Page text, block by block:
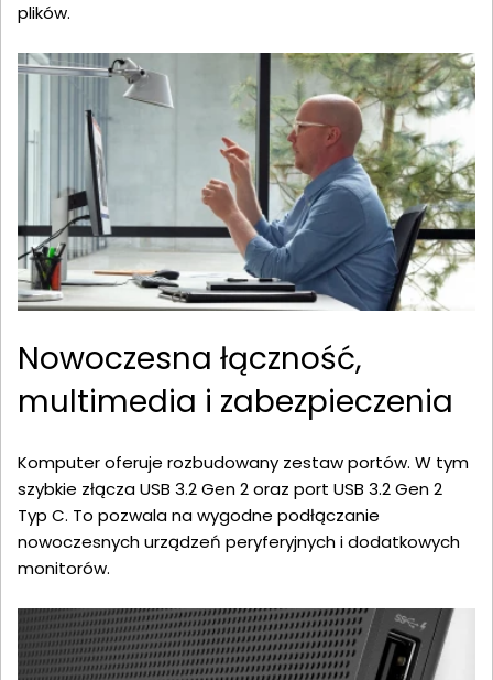
plików.
Nowoczesna łączność,
multimedia i zabezpieczenia
Komputer oferuje rozbudowany zestaw portów. W tym
szybkie złącza USB 3.2 Gen 2 oraz port USB 3.2 Gen 2
Typ C. To pozwala na wygodne podłączanie
nowoczesnych urządzeń peryferyjnych i dodatkowych
monitorów.